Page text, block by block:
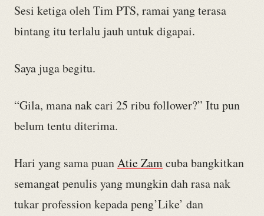
Sesi ketiga oleh Tim PTS, ramai yang terasa
bintang itu terlalu jauh untuk digapai.
Saya juga begitu.
“Gila, mana nak cari 25 ribu follower?” Itu pun
belum tentu diterima.
Hari yang sama puanAtie Zamcuba bangkitkan
semangat penulis yang mungkin dah rasa nak
tukar profession kepada peng’Like’ dan